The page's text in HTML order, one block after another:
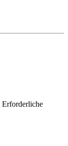
Erforderliche